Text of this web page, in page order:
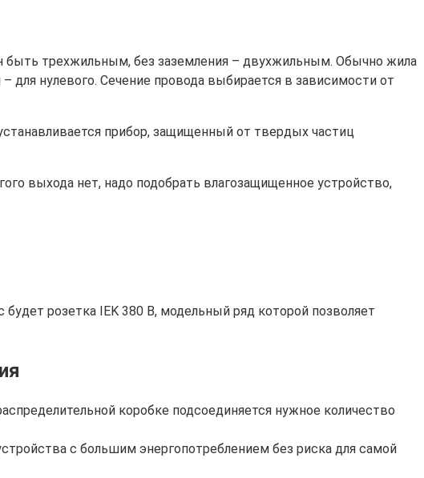
быть трехжильным, без заземления – двухжильным. Обычно жила
для нулевого. Сечение провода выбирается в зависимости от
прибор, защищенный от твердых частиц
выхода нет, надо подобрать влагозащищенное устройство,
розетка IEK 380 В, модельный ряд которой позволяет
коробке подсоединяется нужное количество
с большим энергопотреблением без риска для самой